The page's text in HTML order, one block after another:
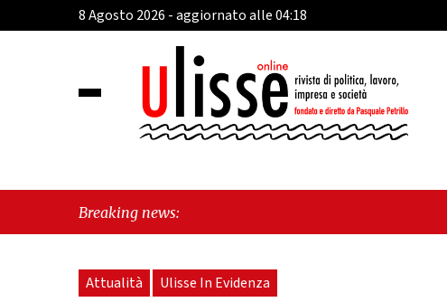
8 Agosto 2026 - aggiornato alle 04:18
Breaking news:
Attualità Ulisse In Evidenza